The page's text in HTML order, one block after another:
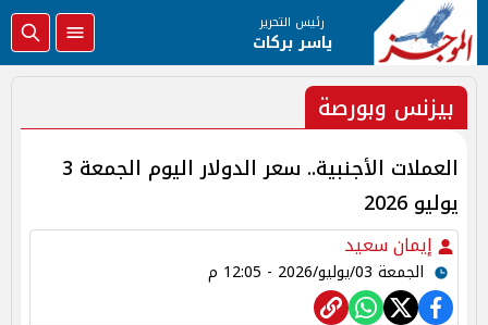
رئيس التحرير
ياسر بركات
بيزنس وبورصة
العملات الأجنبية.. سعر الدولار اليوم الجمعة 3
يوليو 2026
إيمان سعيد
الجمعة 03/يوليو/2026 - 12:05 م